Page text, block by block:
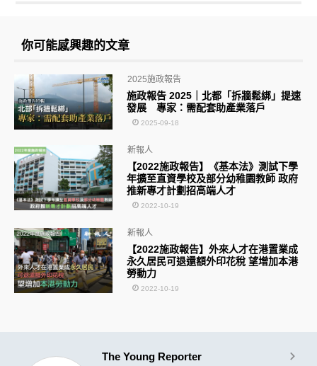
你可能感興趣的文章
施政報告 2025｜北都「拆牆鬆綁」提速
發展 專家：需配套助產業落戶
2025施政報告
2025-09-18
【2022施政報告】《基本法》測試下學
年擴至直資學校及部分幼稚園教師 政府
推新專才計劃招高端人才
新報人
2022-10-19
【2022施政報告】外來人才在港置業成
永久居民可退還額外印花稅 望增加本港
勞動力
新報人
2022-10-19
The Young Reporter